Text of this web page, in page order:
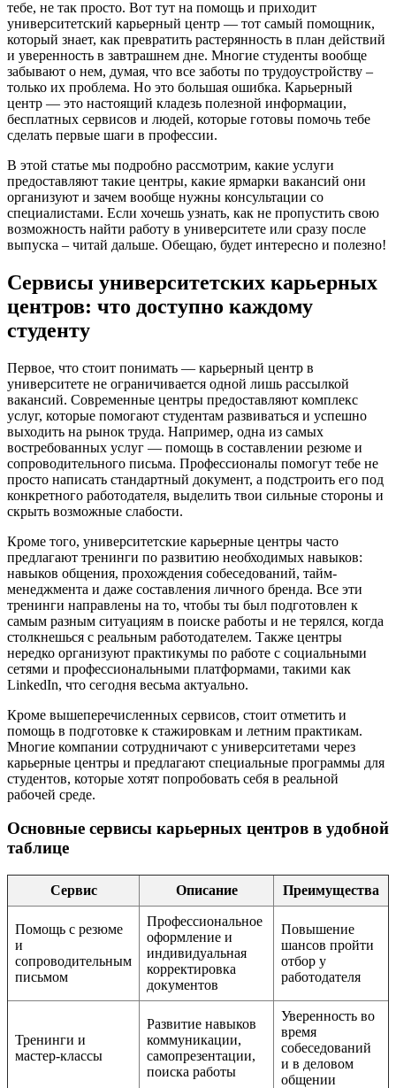
тебе, не так просто. Вот тут на помощь и приходит
университетский карьерный центр — тот самый помощник,
который знает, как превратить растерянность в план действий
и уверенность в завтрашнем дне. Многие студенты вообще
забывают о нем, думая, что все заботы по трудоустройству –
только их проблема. Но это большая ошибка. Карьерный
центр — это настоящий кладезь полезной информации,
бесплатных сервисов и людей, которые готовы помочь тебе
сделать первые шаги в профессии.
В этой статье мы подробно рассмотрим, какие услуги
предоставляют такие центры, какие ярмарки вакансий они
организуют и зачем вообще нужны консультации со
специалистами. Если хочешь узнать, как не пропустить свою
возможность найти работу в университете или сразу после
выпуска – читай дальше. Обещаю, будет интересно и полезно!
Сервисы университетских карьерных
центров: что доступно каждому
студенту
Первое, что стоит понимать — карьерный центр в
университете не ограничивается одной лишь рассылкой
вакансий. Современные центры предоставляют комплекс
услуг, которые помогают студентам развиваться и успешно
выходить на рынок труда. Например, одна из самых
востребованных услуг — помощь в составлении резюме и
сопроводительного письма. Профессионалы помогут тебе не
просто написать стандартный документ, а подстроить его под
конкретного работодателя, выделить твои сильные стороны и
скрыть возможные слабости.
Кроме того, университетские карьерные центры часто
предлагают тренинги по развитию необходимых навыков:
навыков общения, прохождения собеседований, тайм-
менеджмента и даже составления личного бренда. Все эти
тренинги направлены на то, чтобы ты был подготовлен к
самым разным ситуациям в поиске работы и не терялся, когда
столкнешься с реальным работодателем. Также центры
нередко организуют практикумы по работе с социальными
сетями и профессиональными платформами, такими как
LinkedIn, что сегодня весьма актуально.
Кроме вышеперечисленных сервисов, стоит отметить и
помощь в подготовке к стажировкам и летним практикам.
Многие компании сотрудничают с университетами через
карьерные центры и предлагают специальные программы для
студентов, которые хотят попробовать себя в реальной
рабочей среде.
Основные сервисы карьерных центров в удобной
таблице
Сервис Описание Преимущества
Помощь с резюме
и
сопроводительным
письмом
Профессиональное
оформление и
индивидуальная
корректировка
документов
Повышение
шансов пройти
отбор у
работодателя
Тренинги и
мастер-классы
Развитие навыков
коммуникации,
самопрезентации,
поиска работы
Уверенность во
время
собеседований
и в деловом
общении